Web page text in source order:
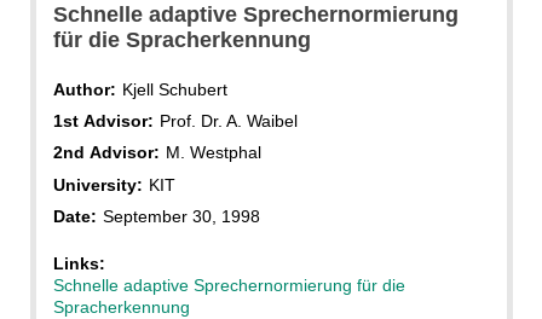
Schnelle adaptive Sprechernormierung
für die Spracherkennung
Author: Kjell Schubert
1st Advisor: Prof. Dr. A. Waibel
2nd Advisor: M. Westphal
University: KIT
Date: September 30, 1998
Links:
Schnelle adaptive Sprechernormierung für die
Spracherkennung